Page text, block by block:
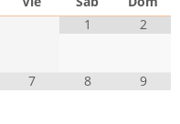
1
2
7 8 9